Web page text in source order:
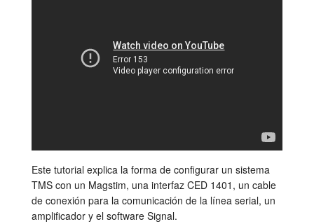
Este tutorial explica la forma de configurar un sistema
TMS con un Magstim, una interfaz CED 1401, un cable
de conexión para la comunicación de la línea serial, un
amplificador y el software Signal.